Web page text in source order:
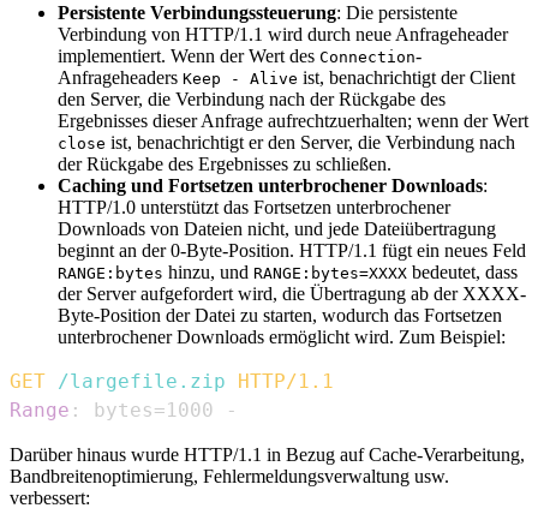
Persistente Verbindungssteuerung: Die persistente
Verbindung von HTTP/1.1 wird durch neue Anfrageheader
implementiert. Wenn der Wert des Connection-
Anfrageheaders Keep - Alive ist, benachrichtigt der Client
den Server, die Verbindung nach der Rückgabe des
Ergebnisses dieser Anfrage aufrechtzuerhalten; wenn der Wert
close ist, benachrichtigt er den Server, die Verbindung nach
der Rückgabe des Ergebnisses zu schließen.
Caching und Fortsetzen unterbrochener Downloads:
HTTP/1.0 unterstützt das Fortsetzen unterbrochener
Downloads von Dateien nicht, und jede Dateiübertragung
beginnt an der 0-Byte-Position. HTTP/1.1 fügt ein neues Feld
RANGE:bytes hinzu, und RANGE:bytes=XXXX bedeutet, dass
der Server aufgefordert wird, die Übertragung ab der XXXX-
Byte-Position der Datei zu starten, wodurch das Fortsetzen
unterbrochener Downloads ermöglicht wird. Zum Beispiel:
GET /largefile.zip
HTTP/1.1
Range : bytes=1000 -
Darüber hinaus wurde HTTP/1.1 in Bezug auf Cache-Verarbeitung,
Bandbreitenoptimierung, Fehlermeldungsverwaltung usw.
verbessert: